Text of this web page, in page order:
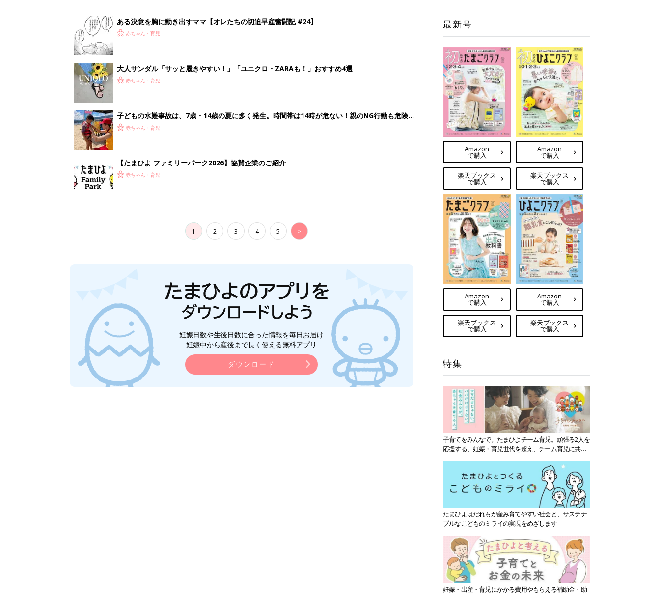
ある決意を胸に動き出すママ【オレたちの切迫早産奮闘記 #24】
赤ちゃん・育児
大人サンダル「サッと履きやすい！」「ユニクロ・ZARAも！」おすすめ4選
赤ちゃん・育児
子どもの水難事故は、7歳・14歳の夏に多く発生。時間帯は14時が危ない！親のNG行動も危険を
まねく【専門家】
赤ちゃん・育児
【たまひよ ファミリーパーク2026】協賛企業のご紹介
赤ちゃん・育児
1 2 3 4 5 >
妊娠日数や生後日数に合った情報を毎日お届け
妊娠中から産後まで長く使える無料アプリ
ダウンロード
最新号
Amazon
で購入
楽天ブックス
で購入
Amazon
で購入
楽天ブックス
で購入
Amazon
で購入
楽天ブックス
で購入
Amazon
で購入
楽天ブックス
で購入
特集
子育てをみんなで。たまひよチーム育児。頑張る2人を
応援する、妊娠・育児世代を超え、チーム育児に共感
たまひよはだれもが産み育てやすい社会と、サステナ
ブルなこどものミライの実現をめざします
妊娠・出産・育児にかかる費用やもらえる補助金・助